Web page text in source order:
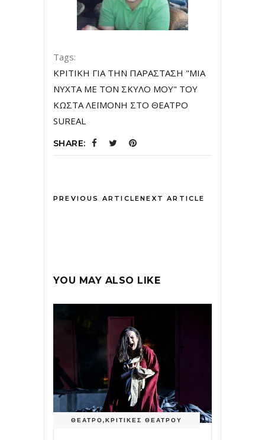
Tags:
ΚΡΙΤΙΚΗ ΓΙΑ ΤΗΝ ΠΑΡΑΣΤΑΣΗ "ΜΙΑ
ΝΥΧΤΑ ΜΕ ΤΟΝ ΣΚΥΛΟ ΜΟΥ" ΤΟΥ
ΚΩΣΤΑ ΛΕΪΜΟΝΗ ΣΤΟ ΘΕΑΤΡΟ
SUREAL
SHARE:
PREVIOUS ARTICLENEXT ARTICLE
YOU MAY ALSO LIKE
ΘΕΑΤΡΟ,ΚΡΙΤΙΚΕΣ ΘΕΑΤΡΟΥ